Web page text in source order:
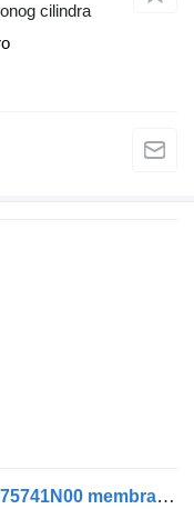
cilindra
Knorr-Bremse eCollect (01.19-) K075741N00 membranska opruga kočionog cilindra za Dennis eCollect Terberg YT Magtec (2019-) tegljača